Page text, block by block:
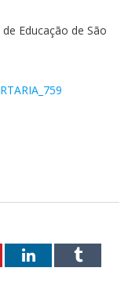
Educação de São
LinkedInTumblr